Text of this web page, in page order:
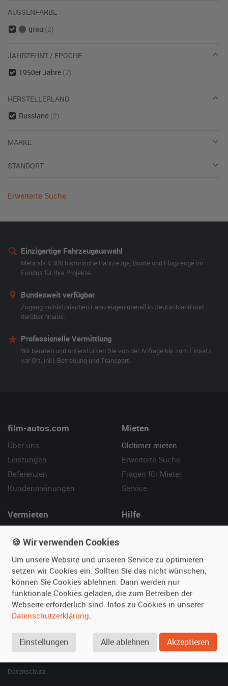
AUSSENFARBE
grau (2)
JAHRZEHNT / EPOCHE
1950er Jahre (2)
HERSTELLERLAND
Russland (2)
MARKE
STANDORT
Erweiterte Suche
Einzigartige Fahrzeugauswahl
Mehr als 4.300 historische Fahrzeuge, Boote und Flugzeuge im
Fundus für Ihre Projekte.
Bundesweit verfügbar
Zugang zu historischen Fahrzeugen überall in Deutschland und
darüber hinaus.
Professionelle Vermittlung
Wir beraten und unterstützen Sie von der Anfrage bis zum Einsatz
vor Ort, inkl. Betreuung und Transport.
film-autos.com
Über uns
Leistungen
Referenzen
Kundenmeinungen
Mieten
Oldtimer mieten
Erweiterte Suche
Fragen für Mieter
Service
Vermieten
Fotos senden
Fragen für Vermieter
Inserat verwalten
Hilfe
Kontakt
SPECIAL
Berühmte Filmautos –
Datenschutz
🍪 Wir verwenden Cookies
Um unsere Website und unseren Service zu optimieren
setzen wir Cookies ein. Sollten Sie das nicht wünschen,
können Sie Cookies ablehnen. Dann werden nur
funktionale Cookies geladen, die zum Betreiben der
Webseite erforderlich sind. Infos zu Cookies in unserer
Datenschutzerklärung.
Einstellungen Alle ablehnen Akzeptieren